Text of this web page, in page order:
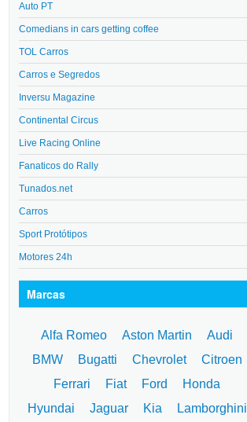
Auto PT
Comedians in cars getting coffee
TOL Carros
Carros e Segredos
Inversu Magazine
Continental Circus
Live Racing Online
Fanaticos do Rally
Tunados.net
Carros
Sport Protótipos
Motores 24h
Marcas
Alfa Romeo Aston Martin
Audi
BMW
Bugatti Chevrolet
Citroen
Ferrari
Fiat Ford
Honda
Hyundai
Jaguar Kia
Lamborghini